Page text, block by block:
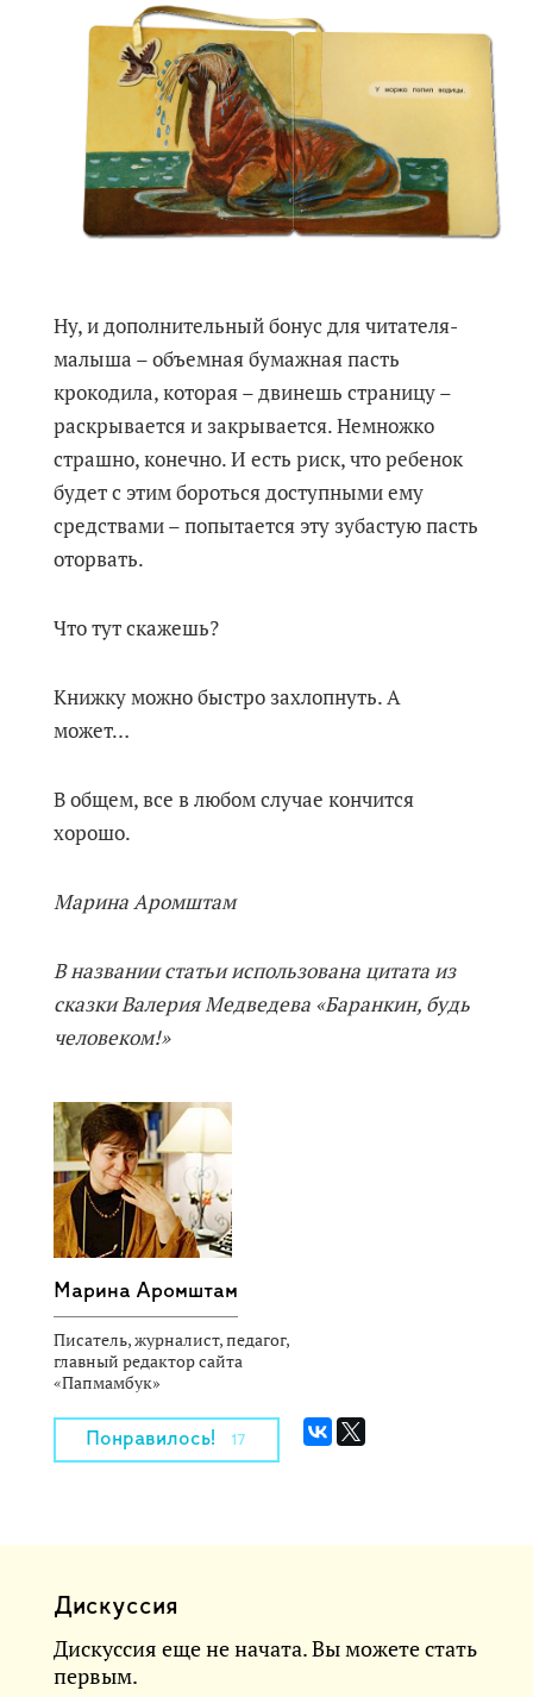
Ну, и дополнительный бонус для читателя-
малыша – объемная бумажная пасть
крокодила, которая – двинешь страницу –
раскрывается и закрывается. Немножко
страшно, конечно. И есть риск, что ребенок
будет с этим бороться доступными ему
средствами – попытается эту зубастую пасть
оторвать.
Что тут скажешь?
Книжку можно быстро захлопнуть. А
может…
В общем, все в любом случае кончится
хорошо.
Марина Аромштам
В названии статьи использована цитата из
сказки Валерия Медведева «Баранкин, будь
человеком!»
Марина Аромштам
Писатель, журналист, педагог,
главный редактор сайта
«Папмамбук»
Понравилось! 17
Дискуссия
Дискуссия еще не начата. Вы можете стать
первым.